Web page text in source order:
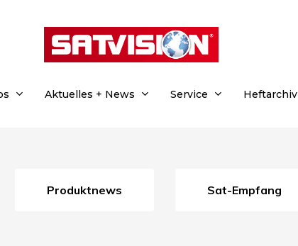
Aktuelles + News Service Heftarchiv
Produktnews Sat-Empfang